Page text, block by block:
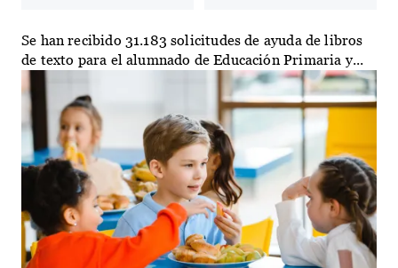
Se han recibido 31.183 solicitudes de ayuda de libros
de texto para el alumnado de Educación Primaria y...